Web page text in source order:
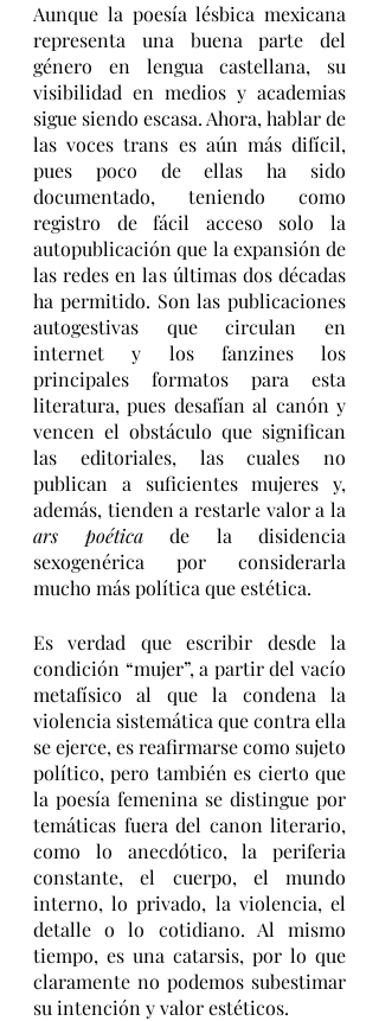
Aunque la poesía lésbica mexicana
representa una buena parte del
género en lengua castellana, su
visibilidad en medios y academias
sigue siendo escasa. Ahora, hablar de
las voces trans es aún más difícil,
pues poco de ellas ha sido
documentado, teniendo como
registro de fácil acceso solo la
autopublicación que la expansión de
las redes en las últimas dos décadas
ha permitido. Son las publicaciones
autogestivas que circulan en
internet y los fanzines los
principales formatos para esta
literatura, pues desafían al canón y
vencen el obstáculo que significan
las editoriales, las cuales no
publican a suficientes mujeres y,
ars poética de la disidencia
sexogenérica por considerarla
mucho más política que estética.
Es verdad que escribir desde la
condición “mujer”, a partir del vacío
metafísico al que la condena la
violencia sistemática que contra ella
se ejerce, es reafirmarse como sujeto
político, pero también es cierto que
la poesía femenina se distingue por
temáticas fuera del canon literario,
como lo anecdótico, la periferia
constante, el cuerpo, el mundo
interno, lo privado, la violencia, el
detalle o lo cotidiano. Al mismo
tiempo, es una catarsis, por lo que
claramente no podemos subestimar
su intención y valor estéticos.